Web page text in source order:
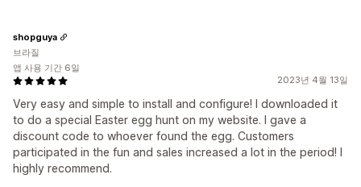
2023년 4월 13일
Very easy and simple to install and configure! I downloaded it
to do a special Easter egg hunt on my website. I gave a
discount code to whoever found the egg. Customers
participated in the fun and sales increased a lot in the period! I
highly recommend.
shopguya
브라질
앱 사용 기간 6일